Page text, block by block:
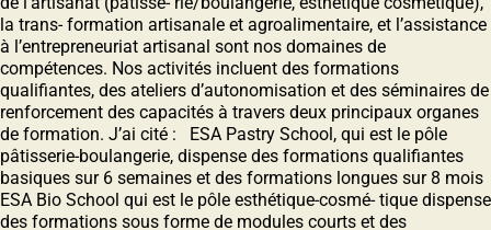
la trans- formation artisanale et agroalimentaire, et lʼassistance
à lʼentrepreneuriat artisanal sont nos domaines de
compétences. Nos activités incluent des formations
qualifiantes, des ateliers dʼautonomisation et des séminaires de
renforcement des capacités à travers deux principaux organes
de formation. Jʼai cité : ESA Pastry School, qui est le pôle
pâtisserie-boulangerie, dispense des formations qualifiantes
basiques sur 6 semaines et des formations longues sur 8 mois
ESA Bio School qui est le pôle esthétique-cosmé- tique dispense
des formations sous forme de modules courts et des